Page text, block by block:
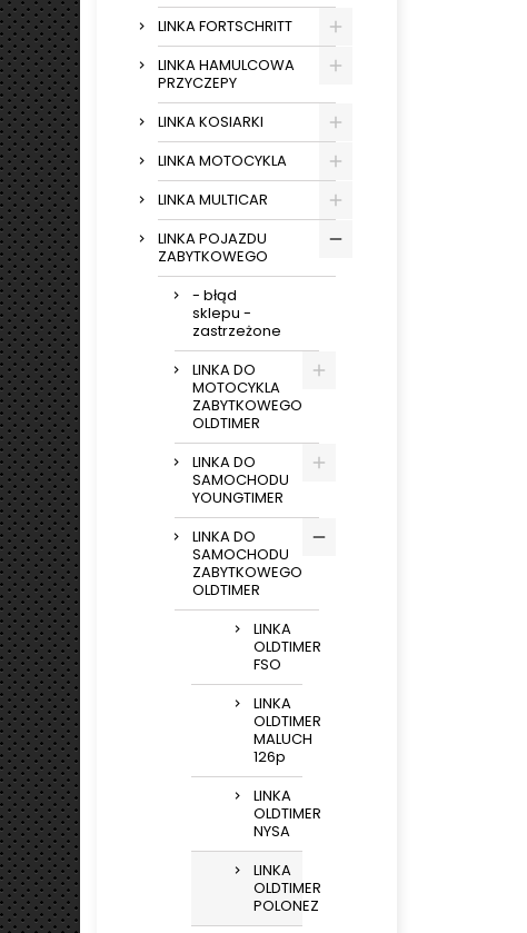
LINKA FORTSCHRITT
LINKA HAMULCOWA
PRZYCZEPY
LINKA KOSIARKI
LINKA MOTOCYKLA
LINKA MULTICAR
LINKA POJAZDU
ZABYTKOWEGO
- błąd
sklepu -
zastrzeżone
LINKA DO
MOTOCYKLA
ZABYTKOWEGO
OLDTIMER
LINKA DO
SAMOCHODU
YOUNGTIMER
LINKA DO
SAMOCHODU
ZABYTKOWEGO
OLDTIMER
LINKA
OLDTIMER
FSO
LINKA
OLDTIMER
MALUCH
126p
LINKA
OLDTIMER
NYSA
LINKA
OLDTIMER
POLONEZ